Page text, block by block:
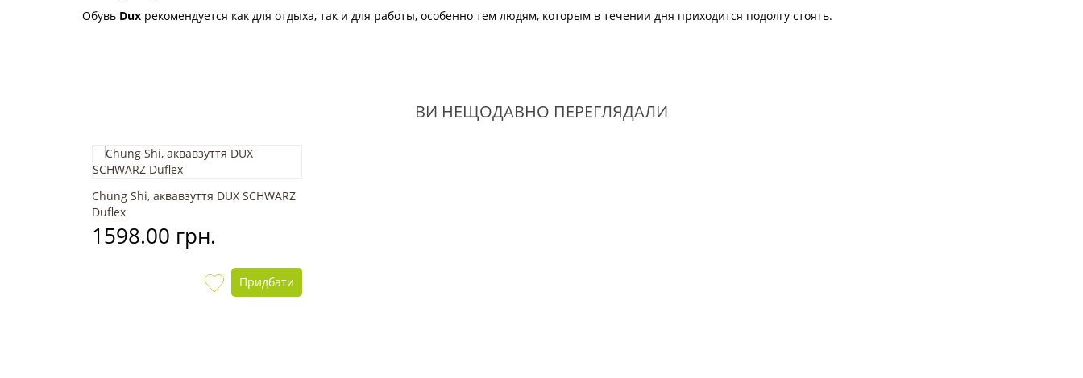
Обувь Dux рекомендуется как для отдыха, так и для работы, особенно тем людям, которым в течении дня приходится подолгу стоять.
ВИ НЕЩОДАВНО ПЕРЕГЛЯДАЛИ
Chung Shi, аквавзуття DUX SCHWARZ
Duflex
1598.00 грн.
Придбати